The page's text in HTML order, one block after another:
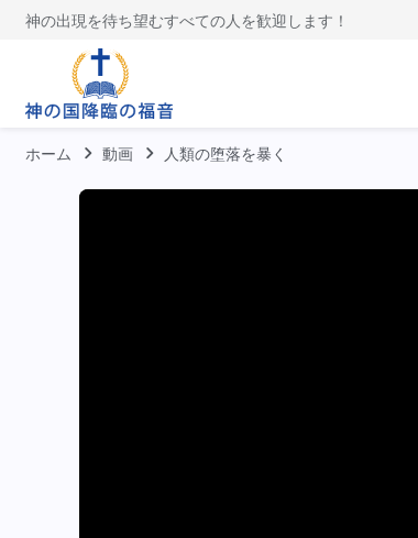
神の出現を待ち望むすべての人を歓迎します！
ホーム 動画 人類の堕落を暴く